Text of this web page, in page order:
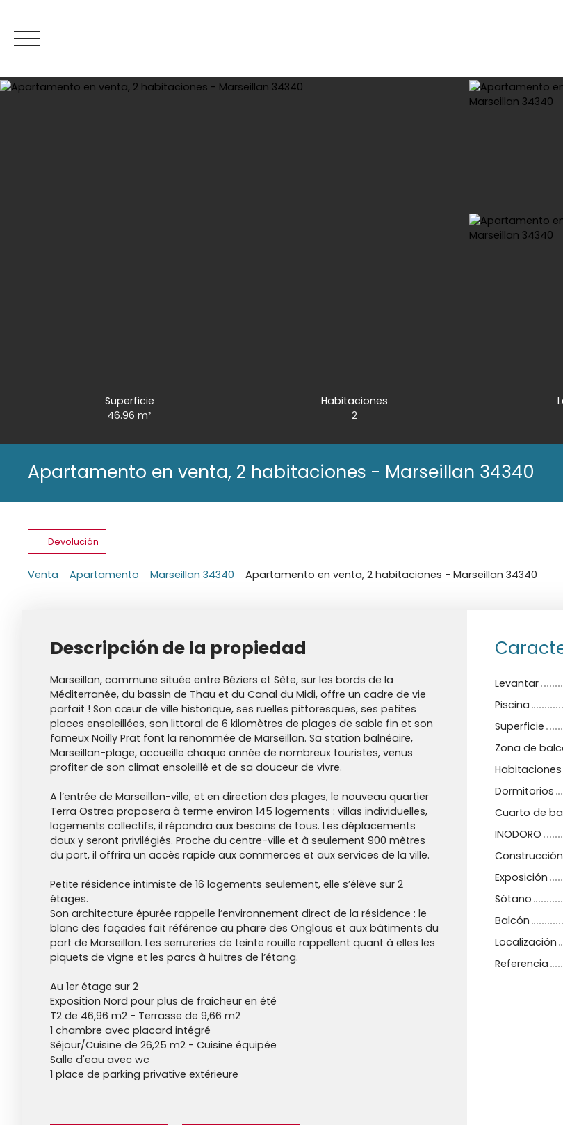
Superficie
46.96m²
Habitaciones
2
Apartamento en venta, 2 habitaciones - Marseillan 34340
Devolución
Venta Apartamento Marseillan 34340 Apartamento en venta, 2 habitaciones - Marseillan 34340
Descripción de la propiedad
Marseillan, commune située entre Béziers et Sète, sur les bords de la
Méditerranée, du bassin de Thau et du Canal du Midi, offre un cadre de vie
parfait ! Son cœur de ville historique, ses ruelles pittoresques, ses petites
places ensoleillées, son littoral de 6 kilomètres de plages de sable fin et son
fameux Noilly Prat font la renommée de Marseillan. Sa station balnéaire,
Marseillan-plage, accueille chaque année de nombreux touristes, venus
profiter de son climat ensoleillé et de sa douceur de vivre.
A l’entrée de Marseillan-ville, et en direction des plages, le nouveau quartier
Terra Ostrea proposera à terme environ 145 logements : villas individuelles,
logements collectifs, il répondra aux besoins de tous. Les déplacements
doux y seront privilégiés. Proche du centre-ville et à seulement 900 mètres
du port, il offrira un accès rapide aux commerces et aux services de la ville.
Petite résidence intimiste de 16 logements seulement, elle s’élève sur 2
étages.
Son architecture épurée rappelle l’environnement direct de la résidence : le
blanc des façades fait référence au phare des Onglous et aux bâtiments du
port de Marseillan. Les serrureries de teinte rouille rappellent quant à elles les
piquets de vigne et les parcs à huitres de l’étang.
Au 1er étage sur 2
Exposition Nord pour plus de fraicheur en été
T2 de 46,96 m2 - Terrasse de 9,66 m2
1 chambre avec placard intégré
Séjour/Cuisine de 26,25 m2 - Cuisine équipée
Salle d'eau avec wc
1 place de parking privative extérieure
Levantar
Piscina
Superficie
Zona de
Habitaciones
Dormitorios
Cuarto de
INODORO
Construcción
Exposición
Sótano
Balcón
Localización
Referencia